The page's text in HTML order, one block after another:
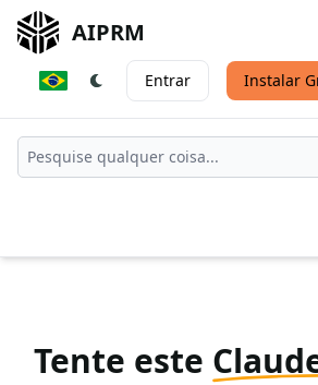
AIPRM
Entrar Instalar
Tente este